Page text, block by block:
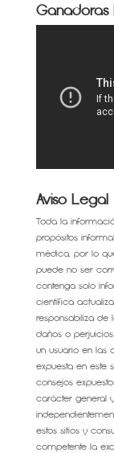
Ganadoras
Aviso Legal
Toda la
propósitos
médica, por lo
puede no ser
contenga solo
científica
responsabiliza de
daños o
un usuario en las
expuesta en este
consejos
carácter general
estos sitios y
competente la